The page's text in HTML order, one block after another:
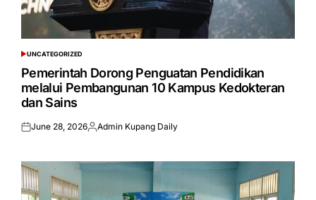
POSTED
IN
UNCATEGORIZED
Pemerintah Dorong Penguatan Pendidikan
melalui Pembangunan 10 Kampus Kedokteran
dan Sains
Posted
June 28, 2026Posted
Admin Kupang Daily